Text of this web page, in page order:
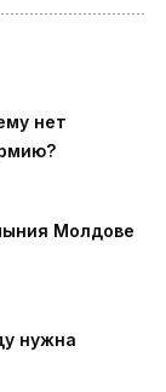
нет
Молдове
нужна